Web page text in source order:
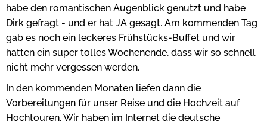
habe den romantischen Augenblick genutzt und habe
Dirk gefragt - und er hat JA gesagt. Am kommenden Tag
gab es noch ein leckeres Frühstücks-Buffet und wir
hatten ein super tolles Wochenende, dass wir so schnell
nicht mehr vergessen werden.
In den kommenden Monaten liefen dann die
Vorbereitungen für unser Reise und die Hochzeit auf
Hochtouren. Wir haben im Internet die deutsche